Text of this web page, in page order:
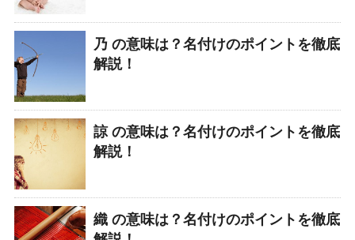
乃 の意味は？名付けのポイントを徹底
解説！
諒 の意味は？名付けのポイントを徹底
解説！
織 の意味は？名付けのポイントを徹底